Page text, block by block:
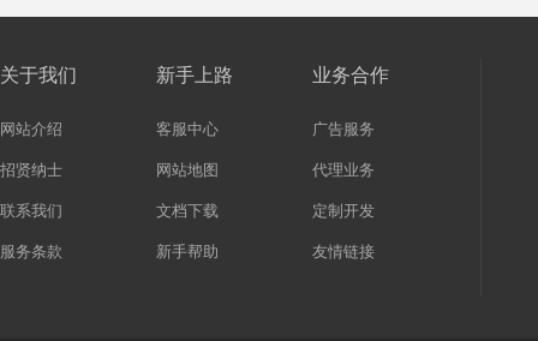
关于我们
网站介绍
招贤纳士
联系我们
服务条款
新手上路
客服中心
网站地图
文档下载
新手帮助
业务合作
广告服务
代理业务
定制开发
友情链接